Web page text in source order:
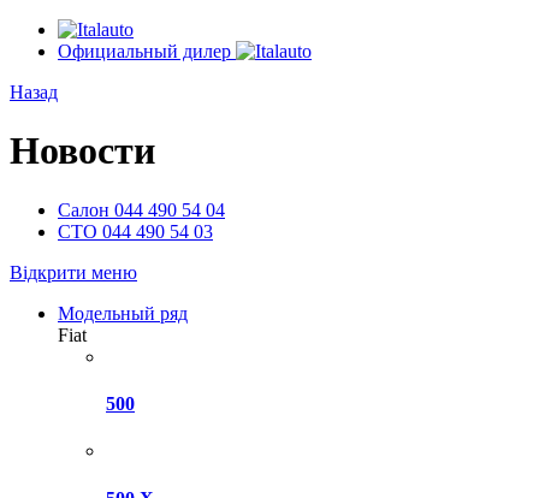
Официальный дилер
Назад
Новости
Салон 044 490 54 04
СТО 044 490 54 03
Відкрити меню
Модельный ряд
Fiat
500